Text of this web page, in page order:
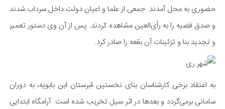
حضوری به محل آمدند. جمعی از علما و اعیان دولت داخل سرداب شدند
و صدق قضیه را به رأی‌العین مشاهده کردند. پس از آن وی دستور تعمیر
و تجدید بنا و تزئینات آن بقعه را صادر کرد.
به اعتقاد برخی کارشناسان بنای نخستین قبرستان ابن بابویه، به دوران
سامانی برمی‌گردد و بعدها در اثر سیل تخریب شده‌ است. آرامگاه ابتدایی